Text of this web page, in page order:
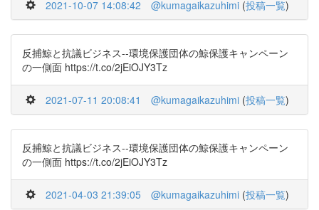
2021-10-07 14:08:42 @kumagaikazuhimi (投稿一覧)
反捕鯨と抗議ビジネス--環境保護団体の鯨保護キャンペーン
の一側面 https://t.co/2jEiOJY3Tz
2021-07-11 20:08:41 @kumagaikazuhimi (投稿一覧)
反捕鯨と抗議ビジネス--環境保護団体の鯨保護キャンペーン
の一側面 https://t.co/2jEiOJY3Tz
2021-04-03 21:39:05 @kumagaikazuhimi (投稿一覧)